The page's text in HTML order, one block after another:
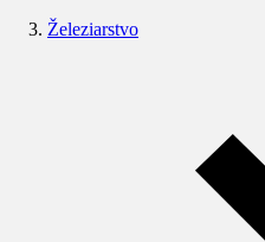
Železiarstvo